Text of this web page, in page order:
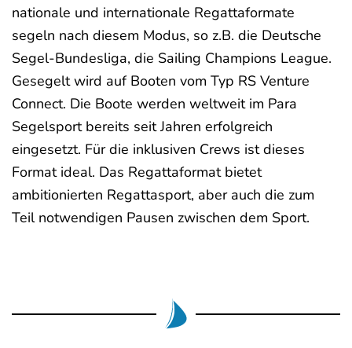
nationale und internationale Regattaformate
segeln nach diesem Modus, so z.B. die Deutsche
Segel-Bundesliga, die Sailing Champions League.
Gesegelt wird auf Booten vom Typ RS Venture
Connect. Die Boote werden weltweit im Para
Segelsport bereits seit Jahren erfolgreich
eingesetzt. Für die inklusiven Crews ist dieses
Format ideal. Das Regattaformat bietet
ambitionierten Regattasport, aber auch die zum
Teil notwendigen Pausen zwischen dem Sport.